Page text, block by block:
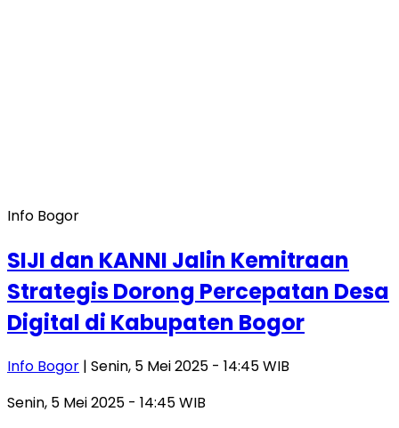
Info Bogor
SIJI dan KANNI Jalin Kemitraan
Strategis Dorong Percepatan Desa
Digital di Kabupaten Bogor
Info Bogor | Senin, 5 Mei 2025 - 14:45 WIB
Senin, 5 Mei 2025 - 14:45 WIB